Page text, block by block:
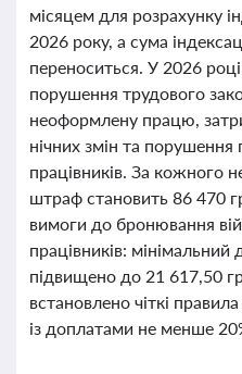
місяцем для розрахунку
2026 року, а сума
переноситься. У 2026
порушення трудового
неоформлену працю,
нічних змін та порушення
працівників. За кожного
штраф становить 86 470
вимоги до бронювання
працівників:
підвищено до 21 617,50
встановлено чіткі
із доплатами не менше